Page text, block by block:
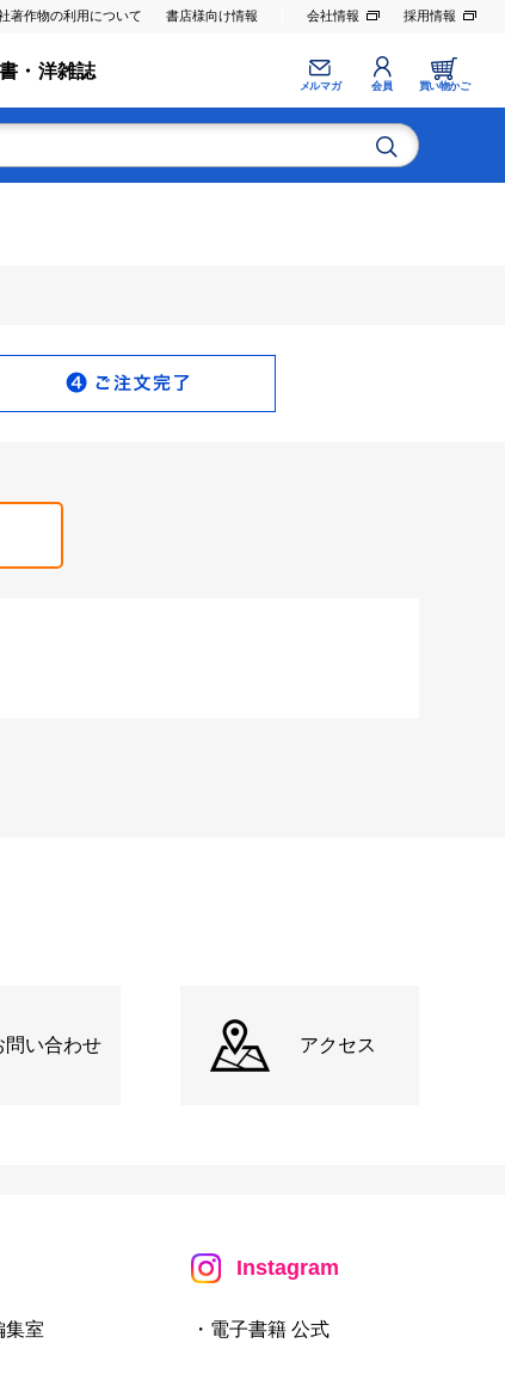
著作物の利用について 書店様向け情報 会社情報 採用情報
・洋雑誌
メルマガ 会員 買い物かご
問い合わせ アクセス
集室
Instagram
・電子書籍 公式